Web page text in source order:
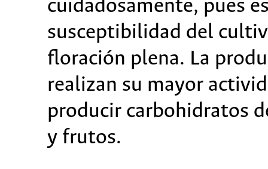
cuidadosamente, pues
susceptibilidad del
floración plena. La
realizan su mayor
producir carbohidratos
y frutos.